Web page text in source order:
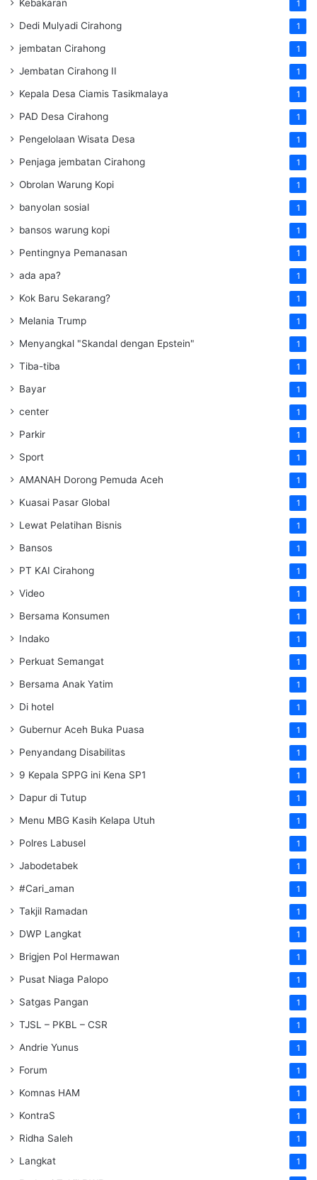
Kebakaran 1
Dedi Mulyadi Cirahong 1
jembatan Cirahong 1
Jembatan Cirahong II 1
Kepala Desa Ciamis Tasikmalaya 1
PAD Desa Cirahong 1
Pengelolaan Wisata Desa 1
Penjaga jembatan Cirahong 1
Obrolan Warung Kopi 1
banyolan sosial 1
bansos warung kopi 1
Pentingnya Pemanasan 1
ada apa? 1
Kok Baru Sekarang? 1
Melania Trump 1
Menyangkal "Skandal dengan Epstein" 1
Tiba-tiba 1
Bayar 1
center 1
Parkir 1
Sport 1
AMANAH Dorong Pemuda Aceh 1
Kuasai Pasar Global 1
Lewat Pelatihan Bisnis 1
Bansos 1
PT KAI Cirahong 1
Video 1
Bersama Konsumen 1
Indako 1
Perkuat Semangat 1
Bersama Anak Yatim 1
Di hotel 1
Gubernur Aceh Buka Puasa 1
Penyandang Disabilitas 1
9 Kepala SPPG ini Kena SP1 1
Dapur di Tutup 1
Menu MBG Kasih Kelapa Utuh 1
Polres Labusel 1
Jabodetabek 1
#Cari_aman 1
Takjil Ramadan 1
DWP Langkat 1
Brigjen Pol Hermawan 1
Pusat Niaga Palopo 1
Satgas Pangan 1
TJSL – PKBL – CSR 1
Andrie Yunus 1
Forum 1
Komnas HAM 1
KontraS 1
Ridha Saleh 1
Langkat 1